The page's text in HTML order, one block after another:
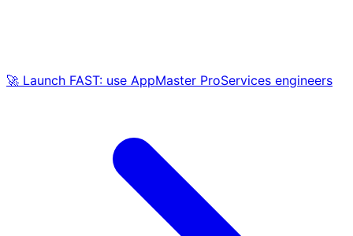
🚀 Launch FAST: use AppMaster ProServices engineers